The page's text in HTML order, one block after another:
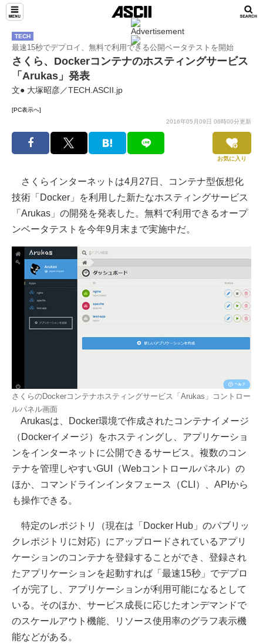
TECH
最速15秒でデプロイ、無料で利用できる公開ベータテストを開始
さくら、Dockerコンテナのホスティングサービス
「Arukas」発表
文● 大塚昭彦／TECH.ASCII.jp
[PC表示へ]
2016年05月09日 06時00分更新
お気に入り
さくらインターネットは4月27日、コンテナ型仮想化
技術「Docker」を利用した新たなホスティングサービス
「Arukas」の開発を発表した。無料で利用できるオープ
ンベータテストを今年9月末まで実施中だ。
さくらのDockerコンテナホスティングサービス「Arukas」コントロー
ルパネル画面
Arukasは、Docker環境で作成されたコンテナイメージ
（Dockerイメージ）をホスティングし、アプリケーショ
ンをインターネットに公開できるサービス。複数のコン
テナを管理しやすいGUI（Webコントロールパネル）の
ほか、コマンドラインインタフェース（CLI）、APIから
も操作できる。
特定のレポジトリ（現在は「Docker Hub」のパブリッ
クレポジトリに対応）にアップロードされているアプリ
ケーションのコンテナを登録することができ、登録され
たアプリケーションを起動すれば「最速15秒」でデプロ
イが完了し、アプリケーションが利用可能になるとして
いる。そのほか、サービス成長に応じたオンデマンドで
のスケールアウト機能、リソース使用率のグラフ表示機
能などがある。